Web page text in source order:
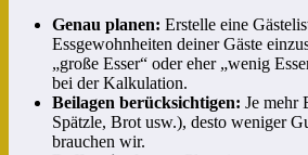
Genau planen: Erstelle eine
Essgewohnheiten deiner Gäste
„große Esser“ oder eher „wenig
bei der Kalkulation.
Beilagen berücksichtigen: Je mehr
Spätzle, Brot usw.), desto weniger
brauchen wir.